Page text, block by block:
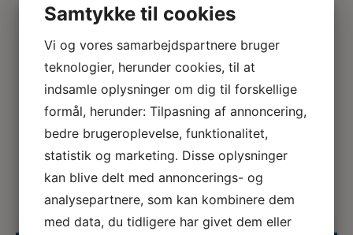
Stem om din overenskomst – din
stemme er vigtig!
Afstemningen om din overenskomst er nu åben, og
det er vigtigt, at du bruger din stemme. Hold øje
med din indbakke. Tirsdag den 30. juni kl. 12.00
modtager du en mail med: To protokollater Et
forklare...
Se alle nyheder
Samtykke til cookies
Vi og vores samarbejdspartnere bruger
teknologier, herunder cookies, til at
indsamle oplysninger om dig til forskellige
formål, herunder: Tilpasning af annoncering,
bedre brugeroplevelse, funktionalitet,
statistik og marketing. Disse oplysninger
kan blive delt med annoncerings- og
analysepartnere, som kan kombinere dem
med data, du tidligere har givet dem eller